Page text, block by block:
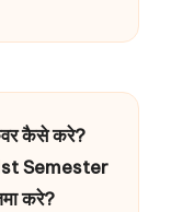
कैसे करे?
Semester
करे?